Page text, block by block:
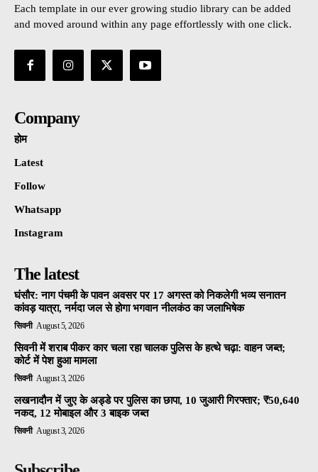
Each template in our ever growing studio library can be added
and moved around within any page effortlessly with one click.
Company
होम
Latest
Follow
Whatsapp
Instagram
The latest
घंसौर: नाग पंचमी के पावन अवसर पर 17 अगस्त को निकलेगी भव्य सनातन
कांवड़ यात्रा, नर्मदा जल से होगा भगवान नीलकंठ का जलाभिषेक
सिवनी August 5, 2026
सिवनी में शराब पीकर कार चला रहा चालक पुलिस के हत्थे चढ़ा: वाहन जब्त;
कोर्ट में पेश हुआ मामला
सिवनी August 3, 2026
लखनादौन में जुए के अड्डे पर पुलिस का छापा, 10 जुआरी गिरफ्तार; ₹50,640
नकद, 12 मोबाइल और 3 बाइक जब्त
सिवनी August 3, 2026